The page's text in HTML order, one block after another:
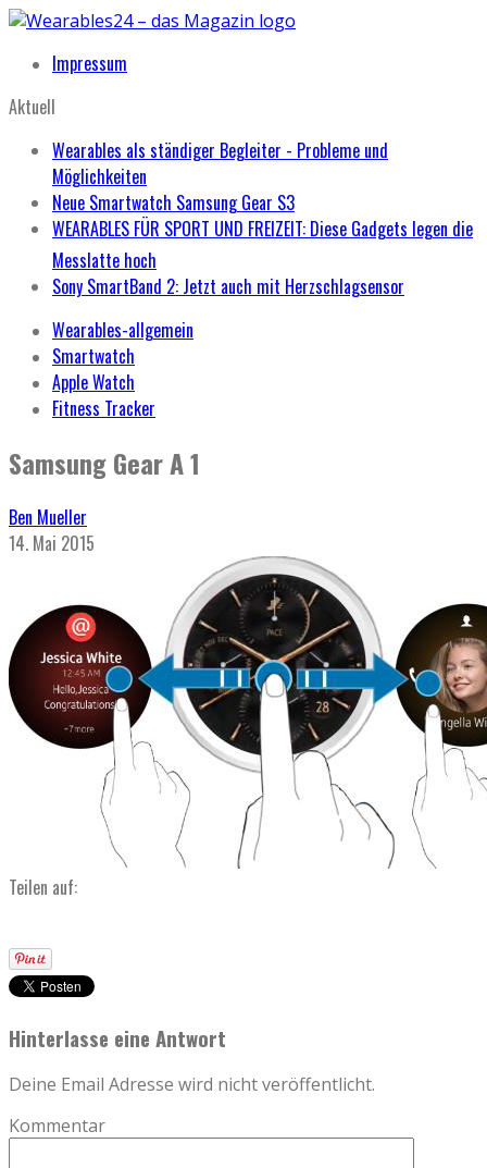
Impressum
Aktuell
Wearables als ständiger Begleiter - Probleme und
Möglichkeiten
Neue Smartwatch Samsung Gear S3
WEARABLES FÜR SPORT UND FREIZEIT: Diese Gadgets legen die
Messlatte hoch
Sony SmartBand 2: Jetzt auch mit Herzschlagsensor
Wearables-allgemein
Smartwatch
Apple Watch
Fitness Tracker
Samsung Gear A 1
Ben Mueller
14. Mai 2015
Teilen auf:
Hinterlasse eine Antwort
Deine Email Adresse wird nicht veröffentlicht.
Kommentar